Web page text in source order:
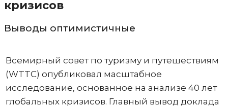
кризисов
Выводы оптимистичные
Всемирный совет по туризму и путешествиям
(WTTC) опубликовал масштабное
исследование, основанное на анализе 40 лет
глобальных кризисов. Главный вывод доклада